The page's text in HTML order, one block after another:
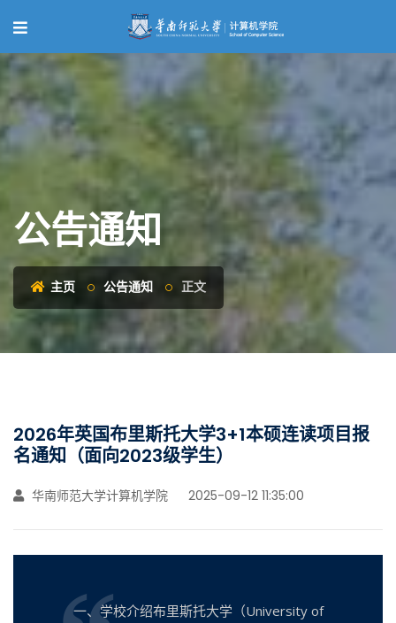
公告通知
主页 公告通知 正文
2026年英国布里斯托大学3+1本硕连读项目报
名通知（面向2023级学生）
华南师范大学计算机学院 2025-09-12 11:35:00
一、学校介绍布里斯托大学（University of